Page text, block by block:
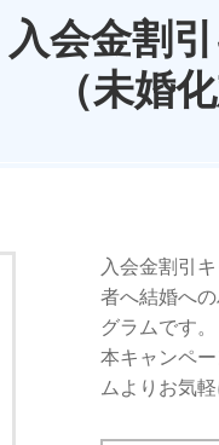
入会金割
（未婚
入会金割引
者へ結婚へ
グラムです。
本キャンペー
ムよりお気